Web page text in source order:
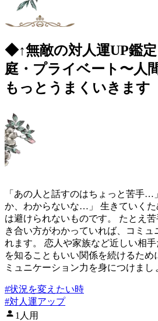
◆↑無敵の対人運UP鑑
庭・プライベート〜人
もっとうまくいきます
「あの人と話すのはちょっと苦手…
か、わからないな…」 生きていくた
は避けられないものです。 たとえ
き合い方がわかっていれば、コミュ
れます。 恋人や家族など近しい相
を知ることもいい関係を続けるため
ミュニケーション力を身につけまし
#状況を変えたい時
#対人運アップ
1人用